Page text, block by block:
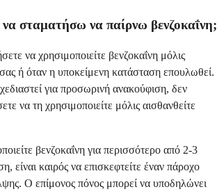
σταματήσω να παίρνω βενζοκαΐνη;
να χρησιμοποιείτε βενζοκαΐνη μόλις
ή όταν η υποκείμενη κατάσταση επουλωθεί.
για προσωρινή ανακούφιση, δεν
να τη χρησιμοποιείτε μόλις αισθανθείτε
βενζοκαΐνη για περισσότερο από 2-3
είναι καιρός να επισκεφτείτε έναν πάροχο
Ο επίμονος πόνος μπορεί να υποδηλώνει